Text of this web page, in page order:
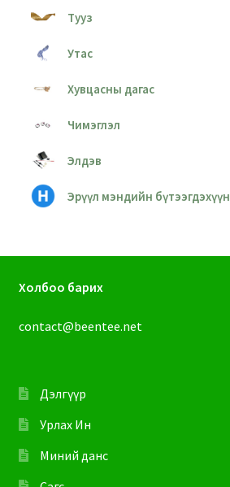
Тууз
Утас
Хувцасны дагас
Чимэглэл
Элдэв
Эрүүл мэндийн бүтээгдэхүүн
Холбоо барих
contact@beentee.net
Дэлгүүр
Урлах Ин
Миний данс